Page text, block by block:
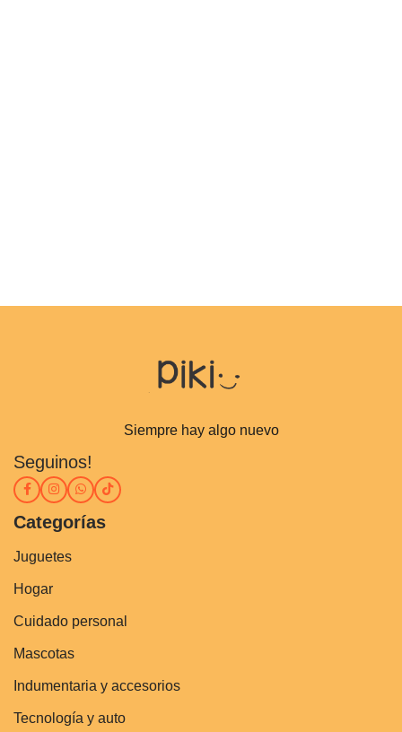
Siempre hay algo nuevo
Seguinos!
Categorías
Juguetes
Hogar
Cuidado personal
Mascotas
Indumentaria y accesorios
Tecnología y auto